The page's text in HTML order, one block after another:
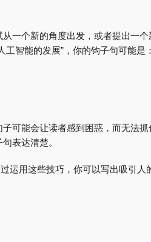
一个新的角度出发，或者提出一
智能的发展”，你的钩子句可能是
可能会让读者感到困惑，而无法
表达清楚。
运用这些技巧，你可以写出吸引人